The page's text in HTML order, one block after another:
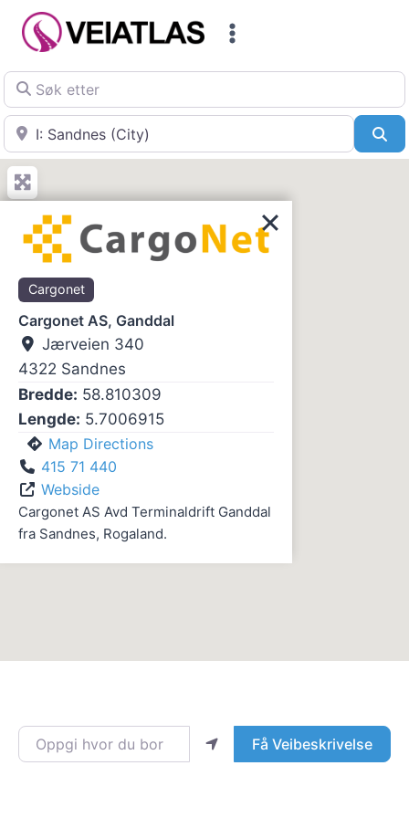
Skip
Søk etter
Nær
Oppgi hvor du bor Få Veibeskrivelse
Cargonet
Cargonet AS, Ganddal
Jærveien 340
4322 Sandnes
Bredde: 58.810309
Lengde: 5.7006915
Map Directions
415 71 440
Webside
Cargonet AS Avd Terminaldrift Ganddal
fra Sandnes, Rogaland.